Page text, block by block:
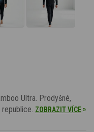
Ultra. Prodyšné,
ZOBRAZIT VÍCE»